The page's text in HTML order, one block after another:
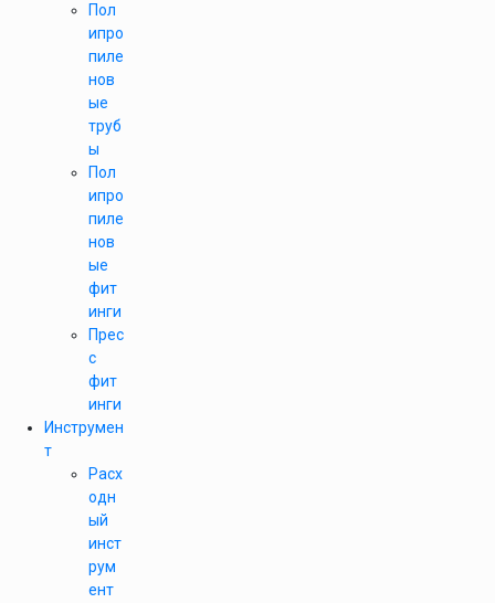
Пол
ипро
пиле
нов
ые
труб
ы
Пол
ипро
пиле
нов
ые
фит
инги
Прес
с
фит
инги
Инструмен
т
Расх
одн
ый
инст
рум
ент